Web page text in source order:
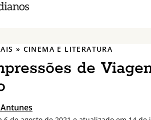
» CINEMA E LITERATURA
de